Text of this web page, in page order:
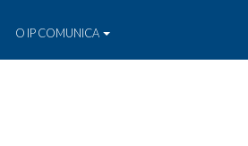
O IP COMUNICA